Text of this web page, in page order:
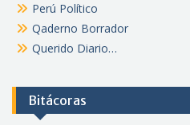
Perú Político
Qaderno Borrador
Querido Diario…
Bitácoras